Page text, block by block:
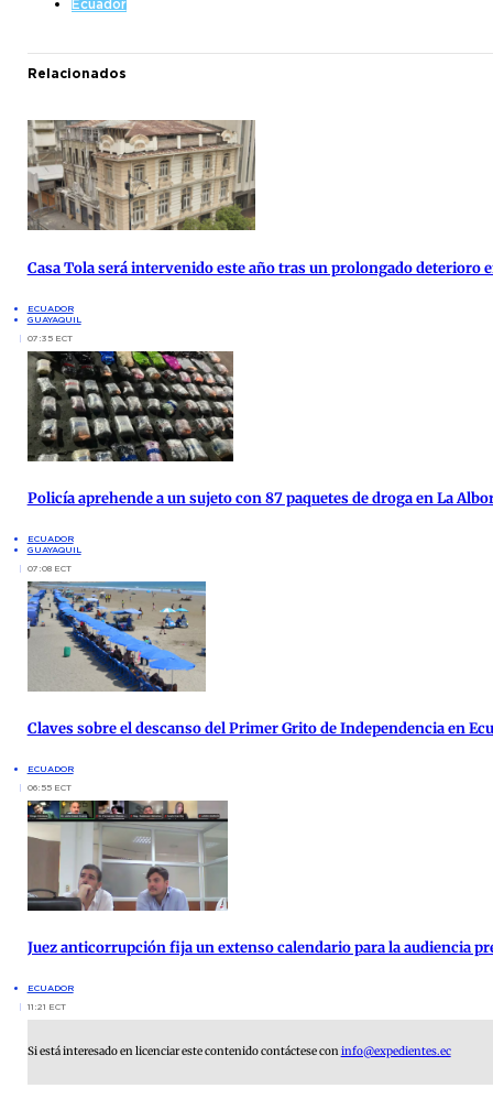
Ecuador
Relacionados
Casa Tola será intervenido este año tras un prolongado deterioro
ECUADOR
GUAYAQUIL
07:35 ECT
Policía aprehende a un sujeto con 87 paquetes de droga en La
ECUADOR
GUAYAQUIL
07:08 ECT
Claves sobre el descanso del Primer Grito de Independencia en
ECUADOR
06:55 ECT
Juez anticorrupción fija un extenso calendario para la audiencia
ECUADOR
11:21 ECT
Si está interesado en licenciar este contenido contáctese coninfo@expedientes.ec